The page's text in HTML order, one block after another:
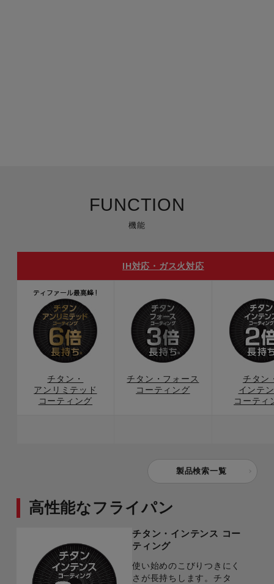
機能
FUNCTION
IH対応・ガス火対応
チタン・
アンリミテッド
コーティング
チタン・フォース
コーティング
チタン
インテ
コーティ
製品検索一覧
高性能なフライパン
チタン・インテンス コー
ティング
使い始めのこびりつきにく
さが長持ちします。チタ